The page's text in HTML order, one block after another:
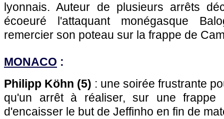
lyonnais. Auteur de plusieurs arrêts
écoeuré l'attaquant monégasque
remercier son poteau sur la frappe de
MONACO :
Philipp Köhn (5) : une soirée frustrante
qu'un arrêt à réaliser, sur une frappe
d'encaisser le but de Jeffinho en fin de